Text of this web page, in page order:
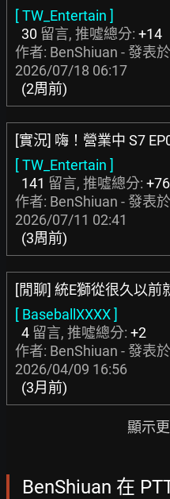
[ TW_Entertain ]
30 留言, 推噓總分: +14
作者: BenShiuan - 發表於
2026/07/18 06:17
(2周前)
[實況] 嗨！營業中 S7
[ TW_Entertain ]
141 留言, 推噓總分: +76
作者: BenShiuan - 發表於
2026/07/11 02:41
(3周前)
[閒聊] 統E獅從很久以前
[ BaseballXXXX ]
4 留言, 推噓總分: +2
作者: BenShiuan - 發表於
2026/04/09 16:56
(3月前)
顯示
BenShiuan 在